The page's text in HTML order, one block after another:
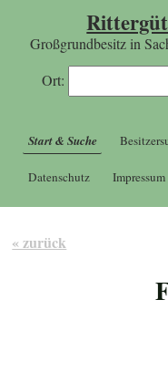
Großgrundbesitz in
Ort:
Start & Suche
Datenschutz Impressum
« zurück